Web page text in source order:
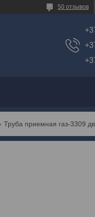
50 отзывов
Труба приемная газ-3309